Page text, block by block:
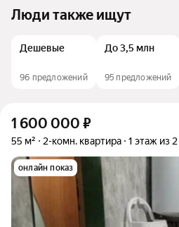
Люди также ищут
Дешевые
96 предложений
До 3,5 млн
95 предложений
1 600 000 ₽
55 м² 2-комн. квартира 1 этаж из 2
онлайн показ